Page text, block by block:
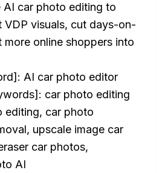
AI car photo editing to
VDP visuals, cut days-on-
more online shoppers into
AI car photo editor
car photo editing
editing, car photo
upscale image car
car photos,
AI